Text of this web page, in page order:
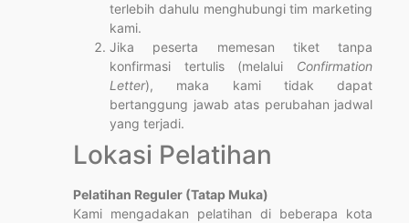
terlebih dahulu menghubungi tim marketing
kami.
Jika peserta memesan tiket tanpa
konfirmasi tertulis (melalui Confirmation
Letter), maka kami tidak dapat
bertanggung jawab atas perubahan jadwal
yang terjadi.
Lokasi Pelatihan
Pelatihan Reguler (Tatap Muka)
Kami mengadakan pelatihan di beberapa kota